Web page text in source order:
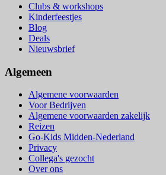
Clubs & workshops
Kinderfeestjes
Blog
Deals
Nieuwsbrief
Algemeen
Algemene voorwaarden
Voor Bedrijven
Algemene voorwaarden zakelijk
Reizen
Go-Kids Midden-Nederland
Privacy
Collega's gezocht
Over ons